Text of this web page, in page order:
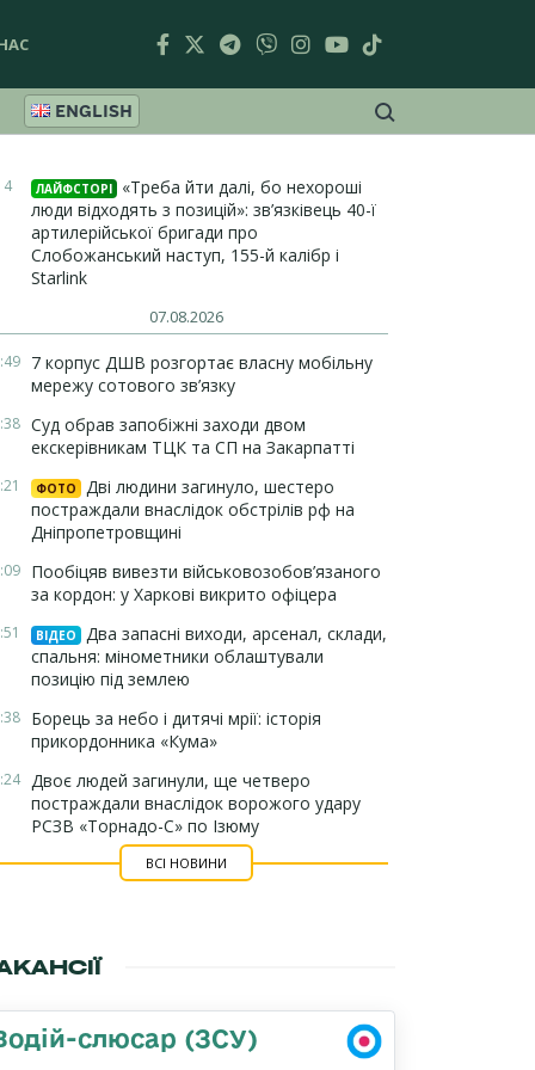
ENGLISH
ЛАЙФСТОРІ
«Треба йти далі, бо нехороші
люди відходять з позицій»: зв’язківець 40-ї
артилерійської бригади про
Слобожанський наступ, 155-й калібр і
Starlink
07.08.2026
7 корпус ДШВ розгортає власну мобільну
мережу сотового зв’язку
Суд обрав запобіжні заходи двом
екскерівникам ТЦК та СП на Закарпатті
ФОТО
Дві людини загинуло, шестеро
постраждали внаслідок обстрілів рф на
Дніпропетровщині
Пообіцяв вивезти військовозобов’язаного
за кордон: у Харкові викрито офіцера
ВІДЕО
Два запасні виходи, арсенал, склади,
спальня: мінометники облаштували
позицію під землею
Борець за небо і дитячі мрії: історія
прикордонника «Кума»
Двоє людей загинули, ще четверо
постраждали внаслідок ворожого удару
РСЗВ «Торнадо-С» по Ізюму
ВСІ НОВИНИ
слюсар (ЗСУ)